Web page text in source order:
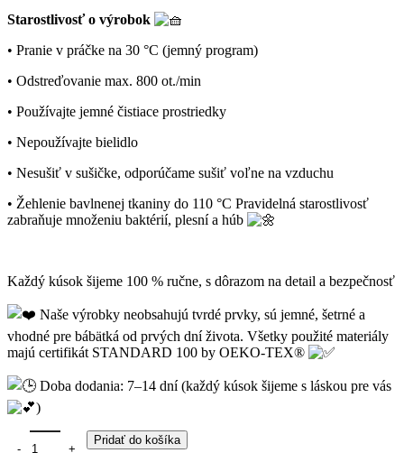
Starostlivosť o výrobok
• Pranie v práčke na 30 °C (jemný program)
• Odstreďovanie max. 800 ot./min
• Používajte jemné čistiace prostriedky
• Nepoužívajte bielidlo
• Nesušiť v sušičke, odporúčame sušiť voľne na vzduchu
• Žehlenie bavlnenej tkaniny do 110 °C Pravidelná starostlivosť
zabraňuje množeniu baktérií, plesní a húb
Každý kúsok šijeme 100 % ručne, s dôrazom na detail a bezpečnosť
Naše výrobky neobsahujú tvrdé prvky, sú jemné, šetrné a
vhodné pre bábätká od prvých dní života. Všetky použité materiály
majú certifikát STANDARD 100 by OEKO-TEX®
Doba dodania: 7–14 dní (každý kúsok šijeme s láskou pre vás
)
množstvo Obojstranná zavinovačka 2v1"Zvieratká s balónami "
Pridať do košíka